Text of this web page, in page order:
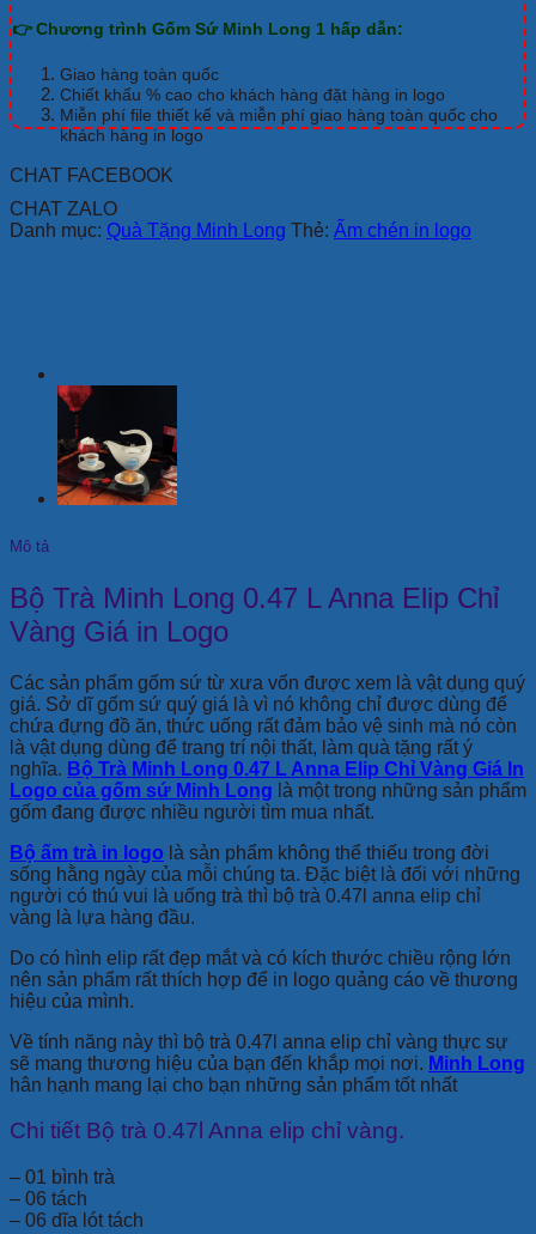
0.47
Anna
Elip
Chỉ
Vàng
In
Logo
số
lượng
👉 Chương trình Gốm Sứ Minh Long 1 hấp dẫn:
Giao hàng toàn quốc
Chiết khấu % cao cho khách hàng đặt hàng in logo
Miễn phí file thiết kế và miễn phí giao hàng toàn quốc cho
khách hàng in logo
CHAT FACEBOOK
CHAT ZALO
Danh mục: Quà Tặng Minh Long Thẻ: Ấm chén in logo
Mô tả
Bộ Trà Minh Long 0.47 L Anna Elip Chỉ
Vàng Giá in Logo
Các sản phẩm gốm sứ từ xưa vốn được xem là vật dụng quý
giá. Sở dĩ gốm sứ quý giá là vì nó không chỉ được dùng để
chứa đựng đồ ăn, thức uống rất đảm bảo vệ sinh mà nó còn
là vật dụng dùng để trang trí nội thất, làm quà tặng rất ý
nghĩa. Bộ Trà Minh Long 0.47 L Anna Elip Chỉ Vàng Giá In
Logo của gốm sứ Minh Long là một trong những sản phẩm
gốm đang được nhiều người tìm mua nhất.
Bộ ấm trà in logo là sản phẩm không thể thiếu trong đời
sống hằng ngày của mỗi chúng ta. Đặc biệt là đối với những
người có thú vui là uống trà thì bộ trà 0.47l anna elip chỉ
vàng là lựa hàng đầu.
Do có hình elip rất đẹp mắt và có kích thước chiều rộng lớn
nên sản phẩm rất thích hợp để in logo quảng cáo về thương
hiệu của mình.
Về tính năng này thì bộ trà 0.47l anna elip chỉ vàng thực sự
sẽ mang thương hiệu của bạn đến khắp mọi nơi. Minh Long
hân hạnh mang lại cho bạn những sản phẩm tốt nhất
Chi tiết Bộ trà 0.47l Anna elip chỉ vàng.
– 01 bình trà
– 06 tách
– 06 dĩa lót tách